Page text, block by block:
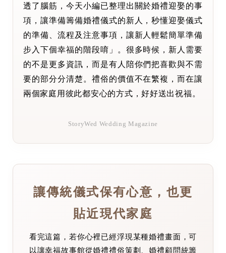
透了腦筋，今天小編已整理出關於婚禮迎娶的事
項，讓準備籌備婚禮儀式的新人，秒懂迎娶儀式
的準備、流程及注意事項，讓新人輕鬆簡單準備
步入下個幸福的階段唷」。很多時候，新人需要
的不是更多資訊，而是有人陪你們把喜歡與不需
要的部分分清楚。禮俗的價值不在繁複，而在讓
兩個家庭用彼此都安心的方式，好好送出祝福。
StoryWed Wedding Magazine
讓傳統儀式保有心意，也更
貼近現代家庭
看完這篇，若你心裡已經浮現某種婚禮畫面，可
以讓幸福故事館從婚禮禮俗策劃、婚禮顧問統籌